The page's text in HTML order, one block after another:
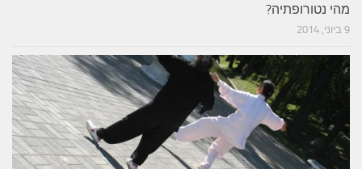
מהי נטורופתיה?
9 ביוני, 2014